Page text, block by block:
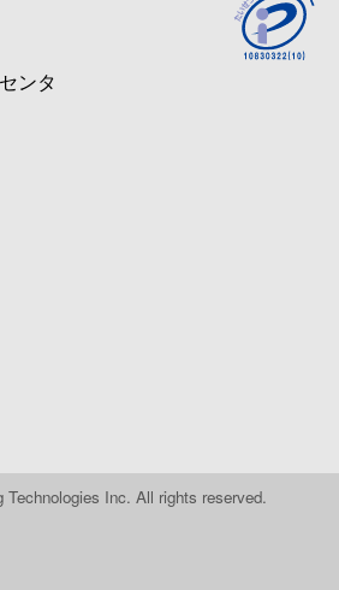
ンタ
Inc. All rights reserved.